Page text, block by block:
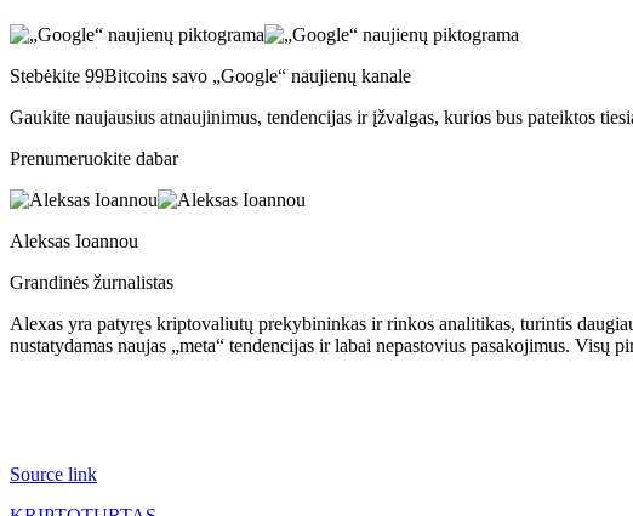
Stebėkite 99Bitcoins savo „Google“ naujienų kanale
Gaukite naujausius atnaujinimus, tendencijas ir įžvalgas, kurios bus pateiktos
Prenumeruokite dabar
Aleksas Ioannou
Grandinės žurnalistas
Alexas yra patyręs kriptovaliutų prekybininkas ir rinkos analitikas, turintis
nustatydamas naujas „meta“ tendencijas ir labai nepastovius pasakojimus. Visų
Source link